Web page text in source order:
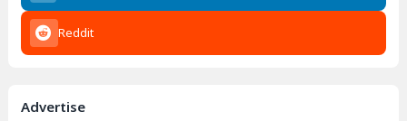
Reddit
Advertise